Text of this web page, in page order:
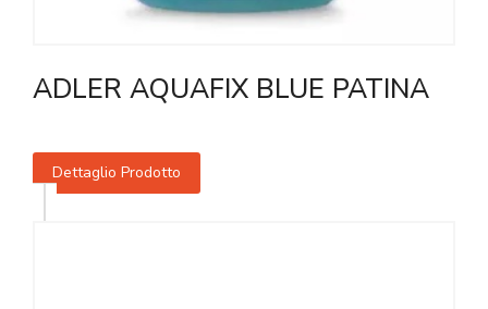
ADLER AQUAFIX BLUE PATINA
Dettaglio Prodotto